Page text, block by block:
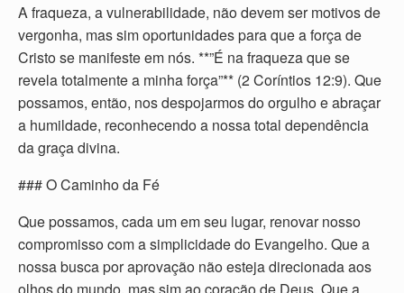
A fraqueza, a vulnerabilidade, não devem ser motivos de
vergonha, mas sim oportunidades para que a força de
Cristo se manifeste em nós. **”É na fraqueza que se
revela totalmente a minha força”** (2 Coríntios 12:9). Que
possamos, então, nos despojarmos do orgulho e abraçar
a humildade, reconhecendo a nossa total dependência
da graça divina.
### O Caminho da Fé
Que possamos, cada um em seu lugar, renovar nosso
compromisso com a simplicidade do Evangelho. Que a
nossa busca por aprovação não esteja direcionada aos